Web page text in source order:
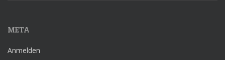
META
Anmelden